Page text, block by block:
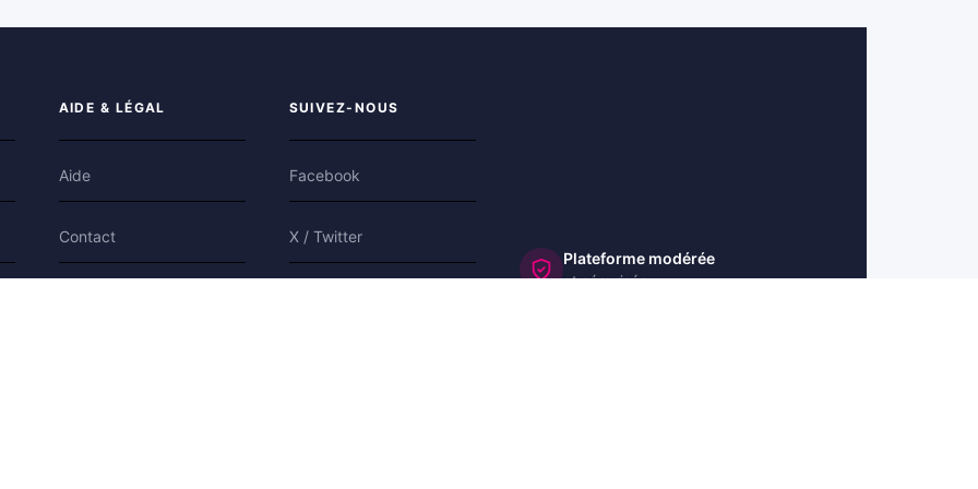
AIDE & LÉGAL
Aide
Contact
SUIVEZ-NOUS
Facebook
X / Twitter
Plateforme modérée
et sécurisée